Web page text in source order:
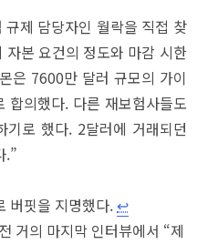
제 담당자인 월락을 직접 찾
본 요건의 정도와 마감 시한
은 7600만 달러 규모의 가이
합의했다. 다른 재보험사들도
로 했다. 2달러에 거래되던
.”
버핏을 지명했다. ↩︎
거의 마지막 인터뷰에서 “제